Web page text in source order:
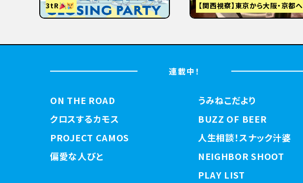
3tR
【関西視察】東京から大阪・京都へ
連載中！
ON THE ROAD
クロスするカモス
PROJECT CAMOS
偏愛な人びと
うみねこだより
BUZZ OF BEER
人生相談！スナック汁婆
NEIGHBOR SHOOT
PLAY LIST